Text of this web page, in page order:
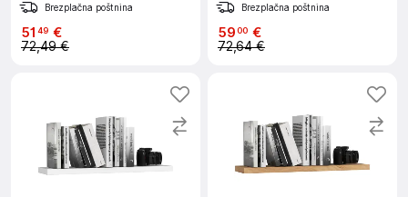
Brezplačna poštnina
51 49 €
72,49 €
Brezplačna poštnina
5900 €
72,64 €